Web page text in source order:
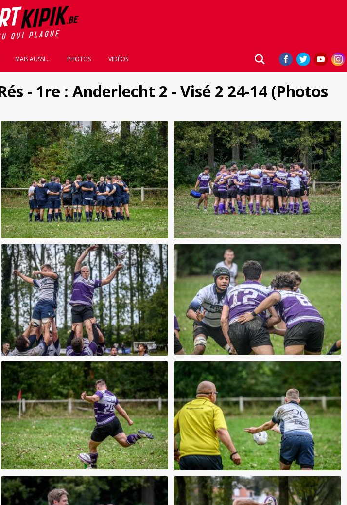
MAIS AUSSI... PHOTOS VIDÉOS
- 1re : Anderlecht 2 - Visé 2 24-14 (Photos